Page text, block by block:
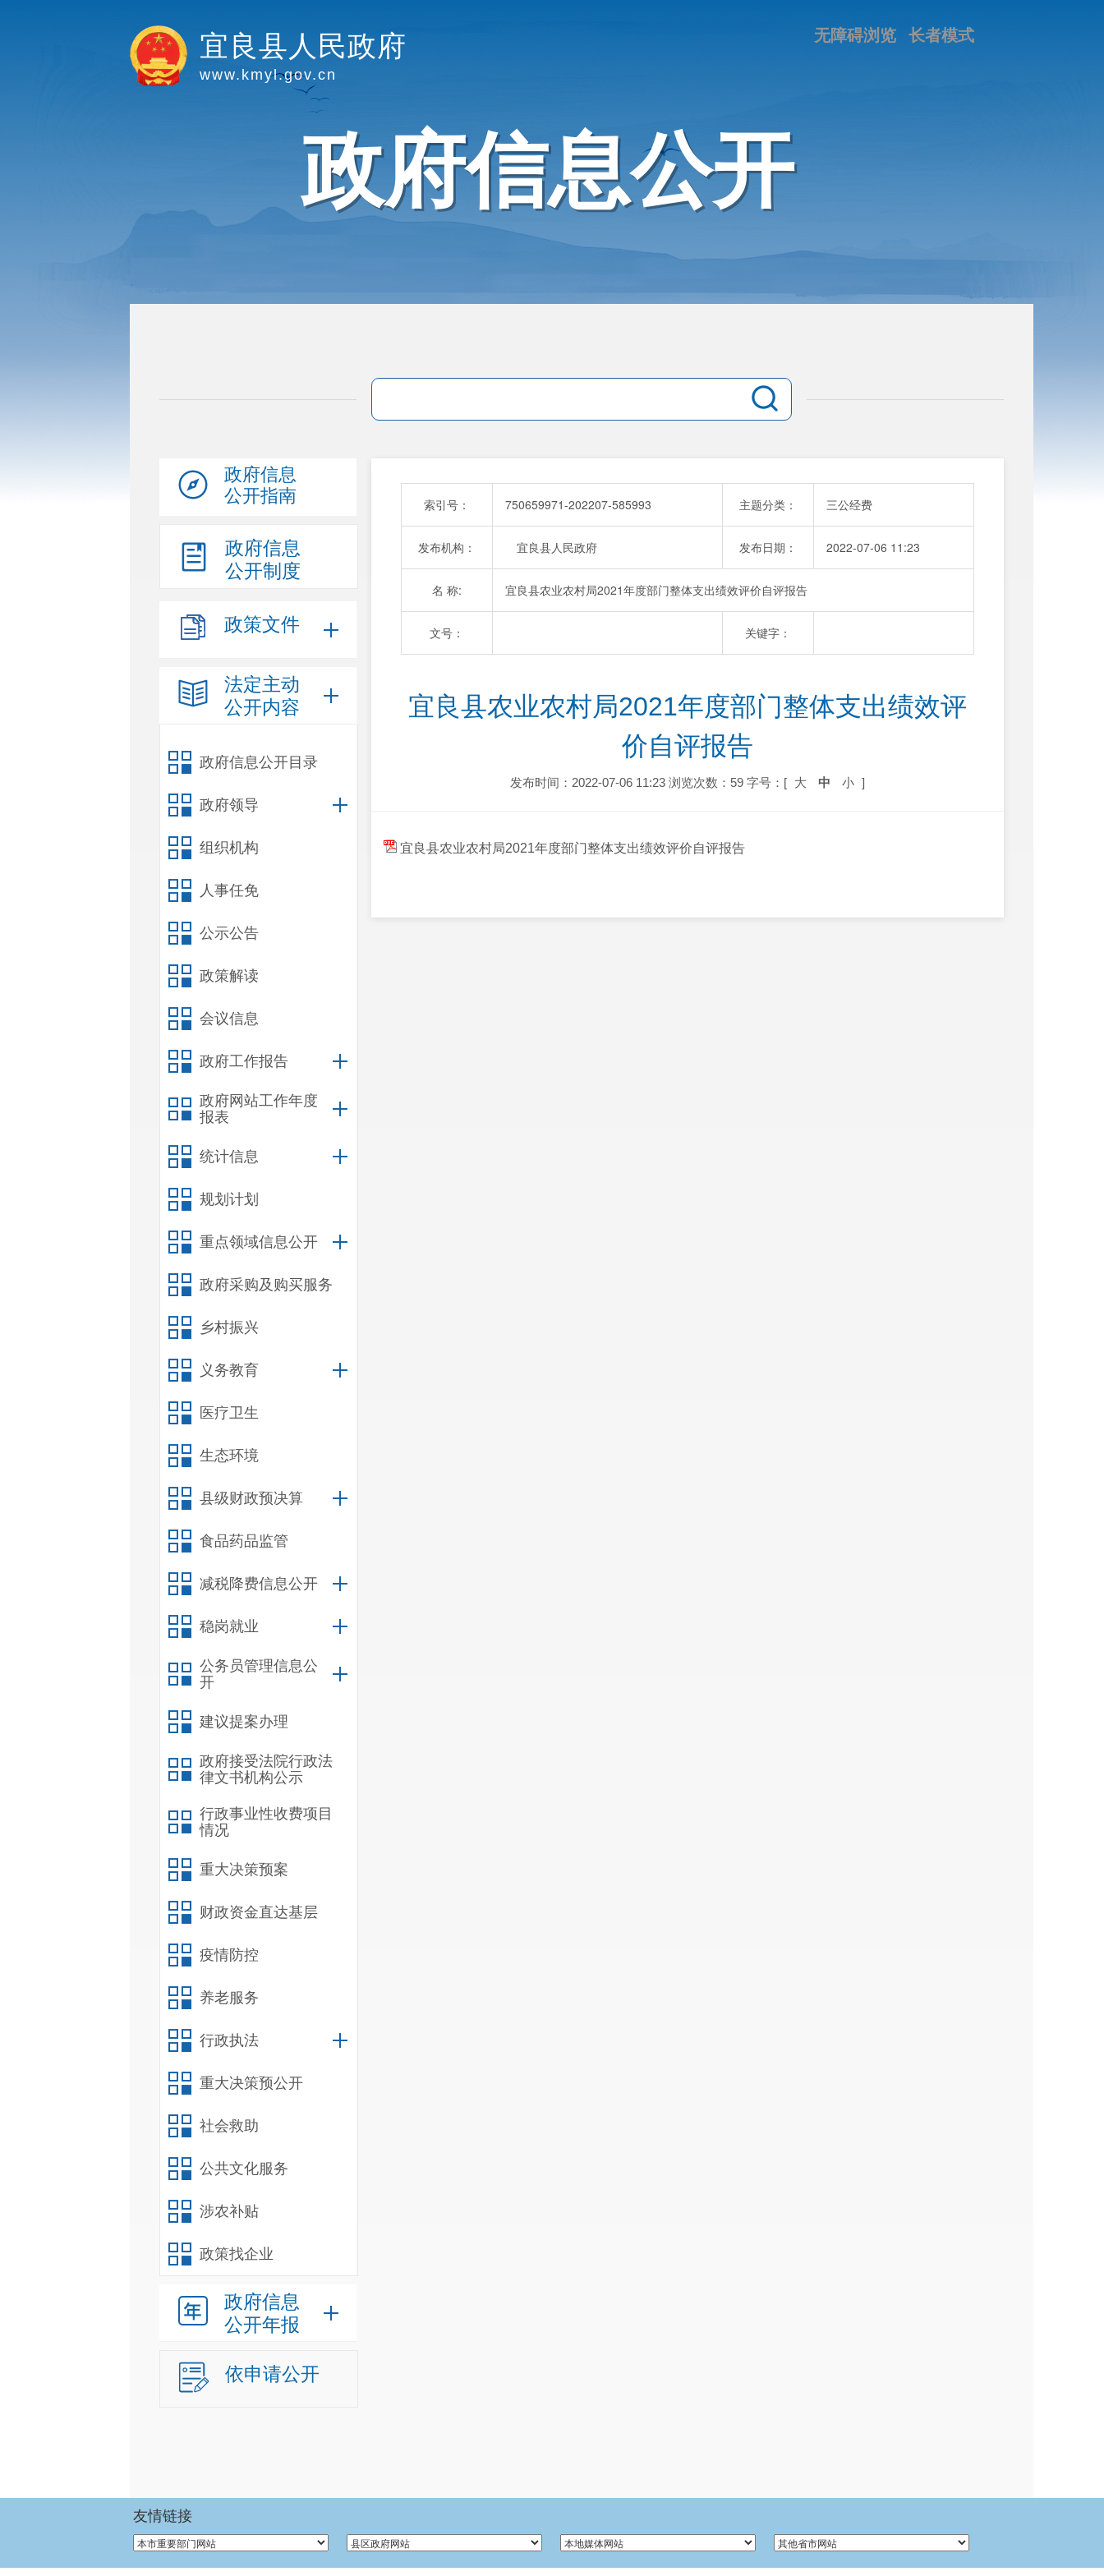
宜良县人民政府
www.kmyl.gov.cn
长者模式
无障碍浏览
政府信息公开
政府信息
公开指南
政府信息
公开制度
政策文件
法定主动
公开内容
政府信息公开目录
政府领导
组织机构
人事任免
公示公告
政策解读
会议信息
政府工作报告
政府网站工作年度
报表
统计信息
规划计划
重点领域信息公开
政府采购及购买服务
乡村振兴
义务教育
医疗卫生
生态环境
县级财政预决算
食品药品监管
减税降费信息公开
稳岗就业
公务员管理信息公
开
建议提案办理
政府接受法院行政法
律文书机构公示
行政事业性收费项目
情况
重大决策预案
财政资金直达基层
疫情防控
养老服务
行政执法
重大决策预公开
社会救助
公共文化服务
涉农补贴
政策找企业
政府信息
公开年报
依申请公开
索引号： 750659971-202207-585993 主题分类： 三公经费
发布机构： 宜良县人民政府 发布日期： 2022-07-06 11:23
名 称: 宜良县农业农村局2021年度部门整体支出绩效评价自评报告
文号： 关键字：
宜良县农业农村局2021年度部门整体支出绩效评
价自评报告
发布时间：2022-07-06 11:23 浏览次数：59 字号：[ 大 中 小 ]
宜良县农业农村局2021年度部门整体支出绩效评价自评报告
友情链接